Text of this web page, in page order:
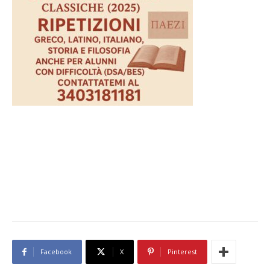
Facebook X Pinterest